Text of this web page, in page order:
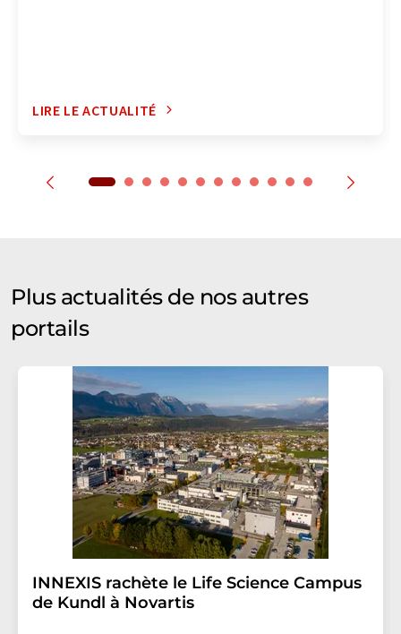
LIRE LE ACTUALITÉ
Plus actualités de nos autres
portails
INNEXIS rachète le Life Science Campus
de Kundl à Novartis